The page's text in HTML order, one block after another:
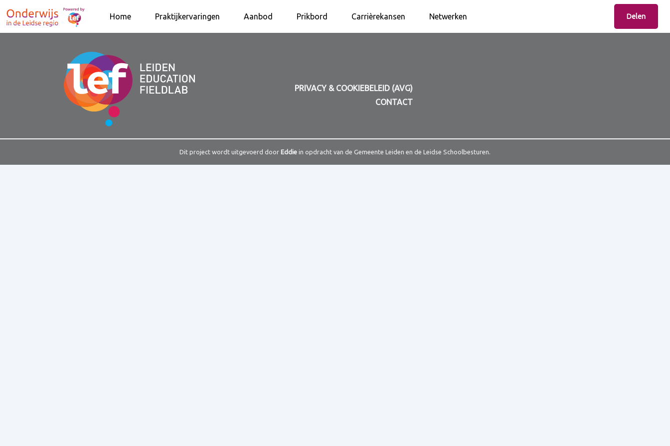
Home Praktijkervaringen Aanbod Prikbord Carrièrekansen Netwerken Delen
PRIVACY & COOKIEBELEID (AVG)
CONTACT
Dit project wordt uitgevoerd door Eddie in opdracht van de Gemeente Leiden en de Leidse Schoolbesturen.